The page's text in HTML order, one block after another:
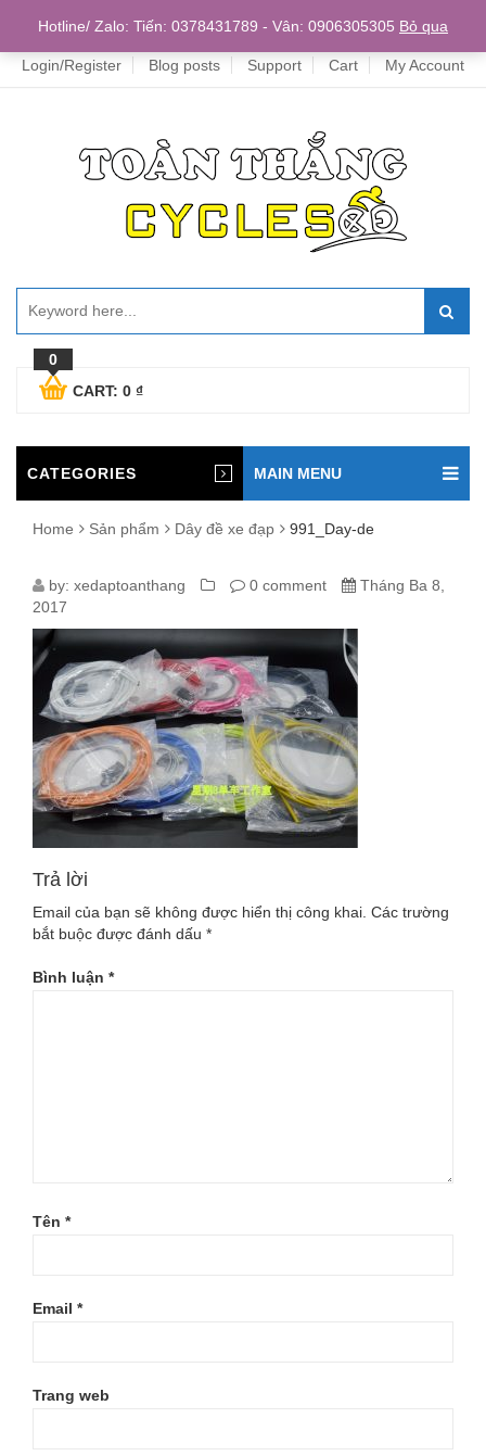
Home
Login/Register Blog posts Support Cart My Account
0
CART: 0 ₫
CATEGORIES MAIN MENU
Home Sản phẩm Dây đề xe đạp 991_Day-de
991_DAY-
DE
by: xedaptoanthang 0 comment
Tháng Ba 8,
2017
Trả lời
Email của bạn sẽ không được hiển thị công khai. Các trường
bắt buộc được đánh dấu *
Bình luận *
Tên *
Email *
Trang web
Hotline/ Zalo: Tiến: 0378431789 - Vân: 0906305305 Bỏ qua